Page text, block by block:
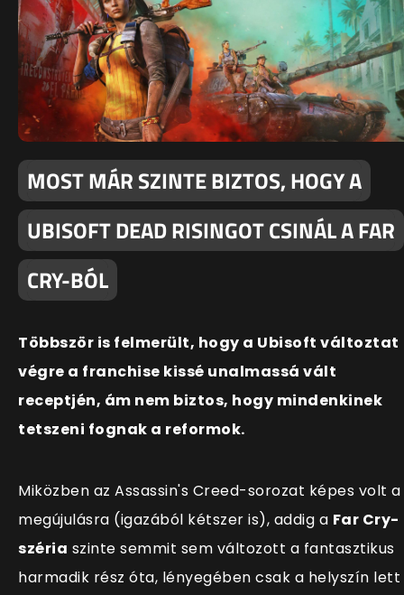
MOST MÁR SZINTE BIZTOS, HOGY A
UBISOFT DEAD RISINGOT CSINÁL A FAR
CRY-BÓL
Többször is felmerült, hogy a Ubisoft változtat
végre a franchise kissé unalmassá vált
receptjén, ám nem biztos, hogy mindenkinek
tetszeni fognak a reformok.
Miközben az Assassin's Creed-sorozat képes volt a
megújulásra (igazából kétszer is), addig a Far Cry-
széria szinte semmit sem változott a fantasztikus
harmadik rész óta, lényegében csak a helyszín lett